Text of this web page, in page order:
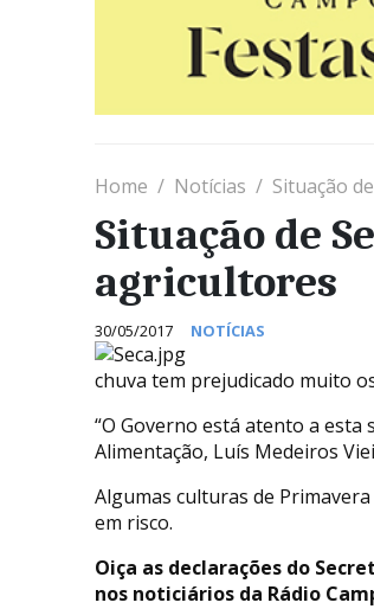
Home Notícias Situação
Situação de
agricultores
30/05/2017 NOTÍCIAS
chuva tem prejudicado muito
“O Governo está atento a esta
Alimentação, Luís Medeiros
Algumas culturas de
em risco.
Oiça as declarações do
nos noticiários da Rádio